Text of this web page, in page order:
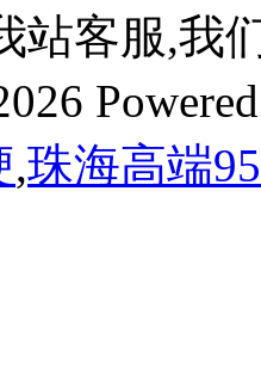
站客服,我
,珠海高端